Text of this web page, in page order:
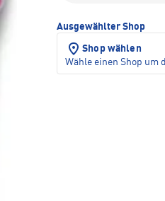
Ausgewählter Shop
Shop wählen
Wähle einen Shop um